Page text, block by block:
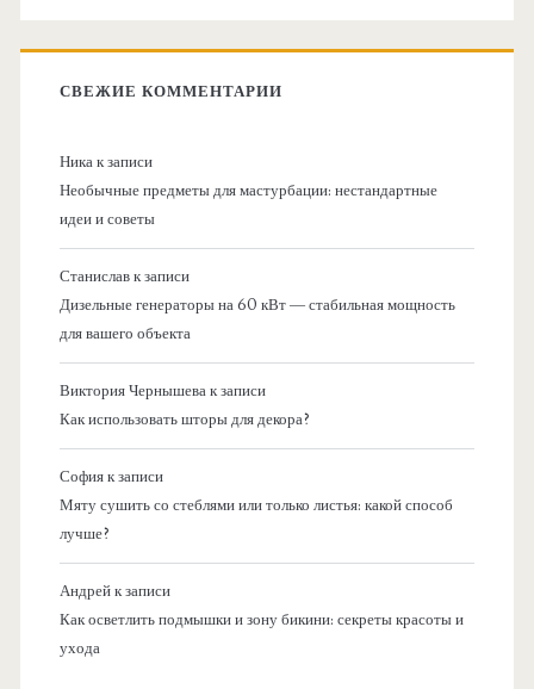
СВЕЖИЕ КОММЕНТАРИИ
Никак записи
Необычные предметы для мастурбации: нестандартные
идеи и советы
Станиславк записи
Дизельные генераторы на 60 кВт — стабильная мощность
для вашего объекта
Виктория Чернышевак записи
Как использовать шторы для декора?
Софияк записи
Мяту сушить со стеблями или только листья: какой способ
лучше?
Андрейк записи
Как осветлить подмышки и зону бикини: секреты красоты и
ухода